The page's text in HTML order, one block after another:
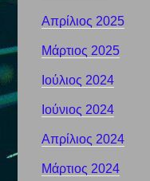
Απρίλιος 2025
Μάρτιος 2025
Ιούλιος 2024
Ιούνιος 2024
Απρίλιος 2024
Μάρτιος 2024